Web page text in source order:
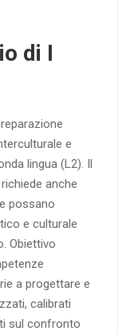
di I
e
lingua (L2). Il
anche
possano
e culturale
Obiettivo
a progettare e
calibrati
sul confronto